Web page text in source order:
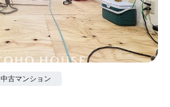
中古マンション